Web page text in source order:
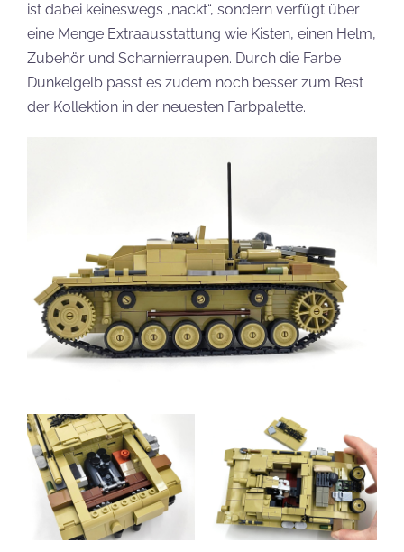
ist dabei keineswegs „nackt“, sondern verfügt über
eine Menge Extraausstattung wie Kisten, einen Helm,
Zubehör und Scharnierraupen. Durch die Farbe
Dunkelgelb passt es zudem noch besser zum Rest
der Kollektion in der neuesten Farbpalette.